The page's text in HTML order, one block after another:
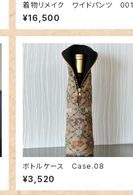
着物リメイク ワイドパンツ 001
¥16,500
ボトルケース Case.08
¥3,520